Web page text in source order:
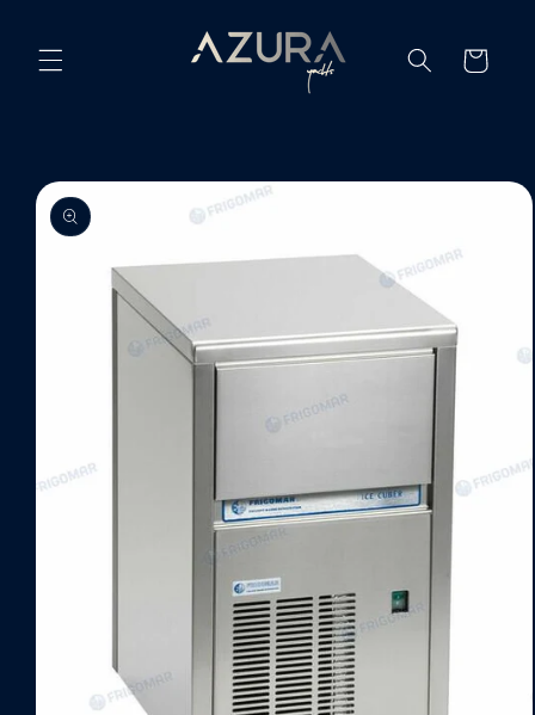
al contenido
Carrito
directamente
a la
información